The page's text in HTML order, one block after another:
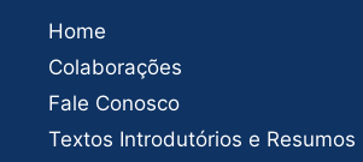
Home
Colaborações
Fale Conosco
Textos Introdutórios e Resumos